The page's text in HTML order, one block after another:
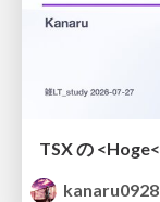
kanaru0928